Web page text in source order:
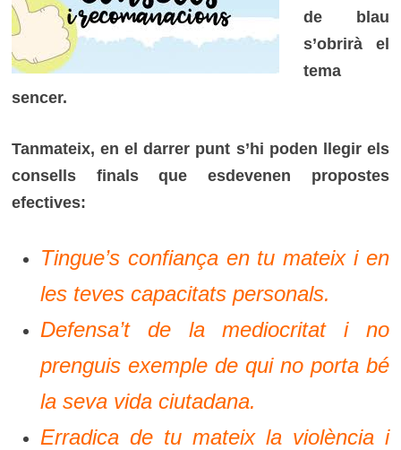
de blau
s’obrirà el
tema
sencer.
Tanmateix, en el darrer punt s’hi poden llegir els
consells finals que esdevenen propostes
efectives:
Tingue’s confiança en tu mateix i en
les teves capacitats personals.
Defensa’t de la mediocritat i no
prenguis exemple de qui no porta bé
la seva vida ciutadana.
Erradica de tu mateix la violència i